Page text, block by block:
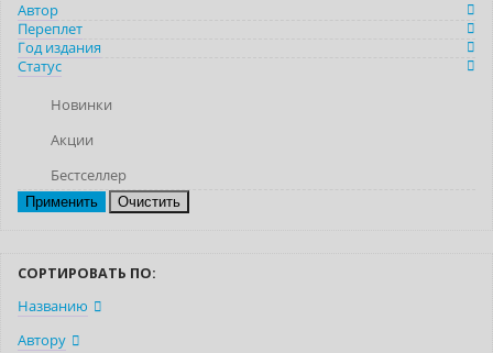
Автор
Переплет
Год издания
Статус
Новинки
Акции
Бестселлер
Очистить
СОРТИРОВАТЬ ПО:
Названию
Автору